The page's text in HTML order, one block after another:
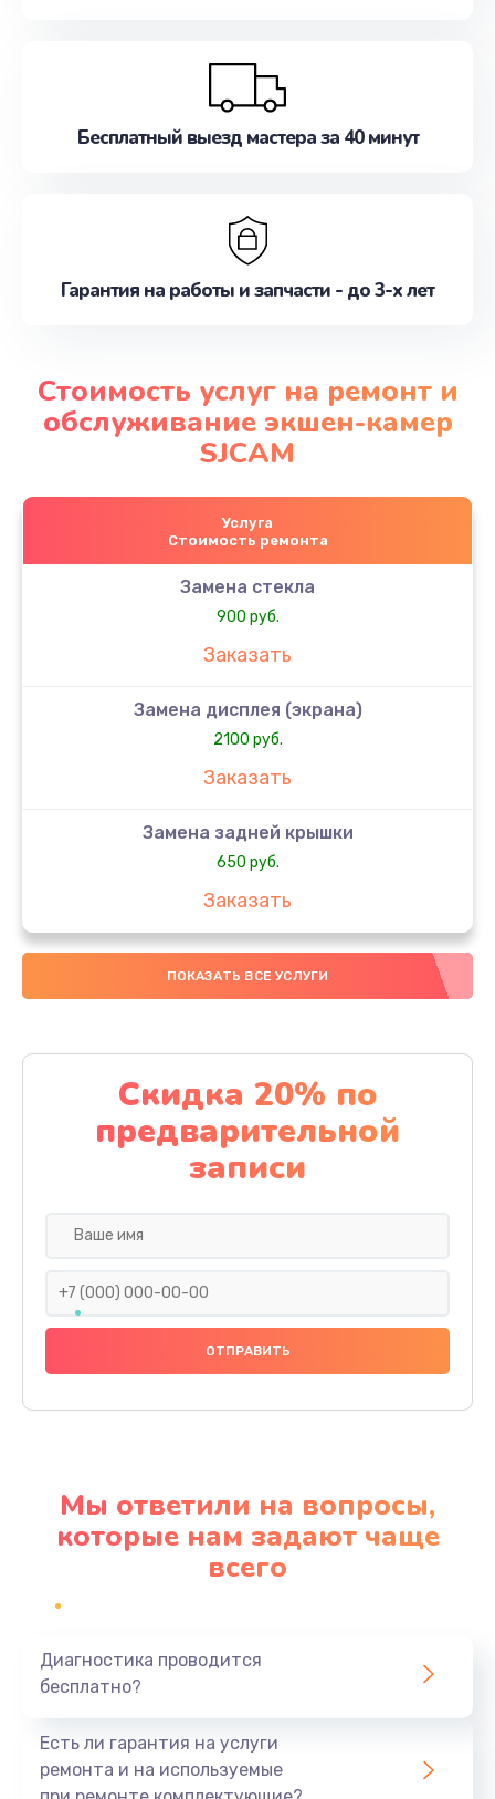
Бесплатный выезд мастера за 40 минут
Гарантия на работы и запчасти - до 3-х лет
Стоимость услуг на ремонт и
обслуживание экшен-камер
SJCAM
Услуга
Стоимость ремонта
Замена стекла
900 руб.
Заказать
Замена дисплея (экрана)
2100 руб.
Заказать
Замена задней крышки
650 руб.
Заказать
Замена аккумулятора
4000 руб.
Замена материнской платы
1100 руб.
Заказать
Замена праймера
1000 руб.
Заказать
Профилактическая чистка
Заказать
ПОКАЗАТЬ ВСЕ УСЛУГИ
Скидка 20% по
предварительной
записи
Мы ответили на вопросы,
которые нам задают чаще
всего
Диагностика проводится
бесплатно?
Есть ли гарантия на услуги
ремонта и на используемые